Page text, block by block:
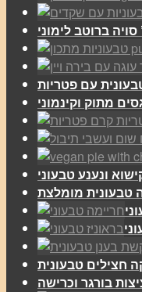
ונענע טבעוני
טבעונית מומלצת
חצילים טבעונית
בורגר וכרישה